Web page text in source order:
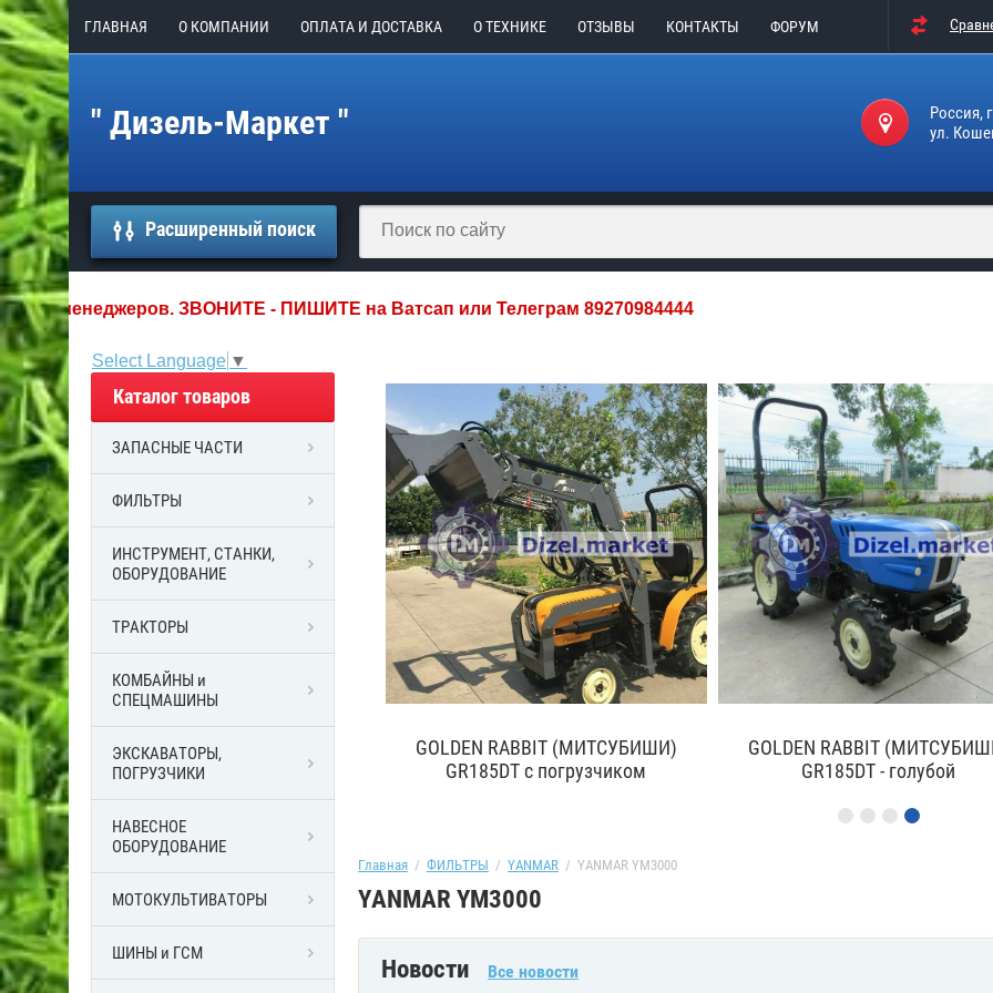
ГЛАВНАЯ О КОМПАНИИ ОПЛАТА И ДОСТАВКА О ТЕХНИКЕ ОТЗЫВЫ КОНТАКТЫ ФОРУМ
" Дизель-Маркет "
Россия,
ул.
Расширенный поиск
ЗВОНИТЕ - ПИШИТЕ на Ватсап или Телеграм 89270984444
Select Language ▼
Каталог товаров
ЗАПАСНЫЕ ЧАСТИ
ФИЛЬТРЫ
ИНСТРУМЕНТ, СТАНКИ,
ОБОРУДОВАНИЕ
ТРАКТОРЫ
КОМБАЙНЫ и
СПЕЦМАШИНЫ
ЭКСКАВАТОРЫ,
ПОГРУЗЧИКИ
НАВЕСНОЕ
ОБОРУДОВАНИЕ
МОТОКУЛЬТИВАТОРЫ
ШИНЫ и ГСМ
GOLDEN RABBIT (МИТСУБИШИ)
GR185DT - зеленый
ЗАКАЗАТЬ ЯПОНСКИЙ
ТРАКТОР
Купить новый трактор
подобрать товар
Главная
  /
ФИЛЬТРЫ
  /
YANMAR
  /  YANMAR YM3000
YANMAR YM3000
Новости Все новости